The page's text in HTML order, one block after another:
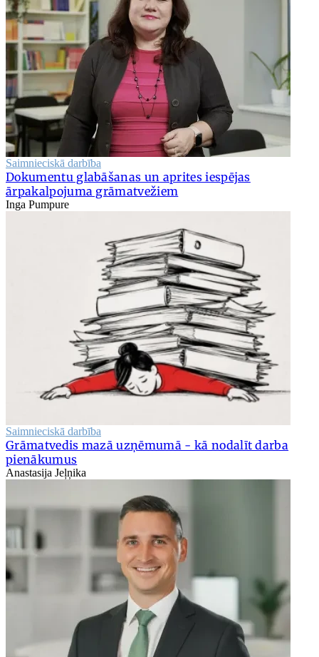
Saimnieciskā darbība
Dokumentu glabāšanas un aprites iespējas
ārpakalpojuma grāmatvežiem
Inga Pumpure
Saimnieciskā darbība
Grāmatvedis mazā uzņēmumā - kā nodalīt darba
pienākumus
Anastasija Jeļņika